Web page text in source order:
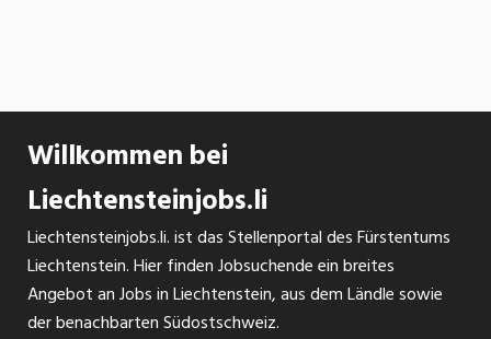
Willkommen bei
Liechtensteinjobs.li
Liechtensteinjobs.li. ist das Stellenportal des Fürstentums
Liechtenstein. Hier finden Jobsuchende ein breites
Angebot an Jobs in Liechtenstein, aus dem Ländle sowie
der benachbarten Südostschweiz.